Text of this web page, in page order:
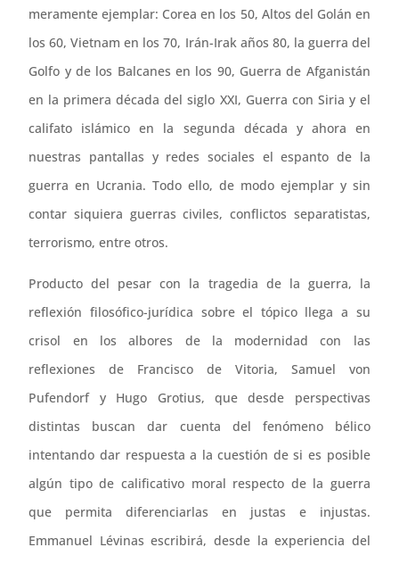
meramente ejemplar: Corea en los 50, Altos del Golán en
los 60, Vietnam en los 70, Irán-Irak años 80, la guerra del
Golfo y de los Balcanes en los 90, Guerra de Afganistán
en la primera década del siglo XXI, Guerra con Siria y el
califato islámico en la segunda década y ahora en
nuestras pantallas y redes sociales el espanto de la
guerra en Ucrania. Todo ello, de modo ejemplar y sin
contar siquiera guerras civiles, conflictos separatistas,
terrorismo, entre otros.
Producto del pesar con la tragedia de la guerra, la
reflexión filosófico-jurídica sobre el tópico llega a su
crisol en los albores de la modernidad con las
reflexiones de Francisco de Vitoria, Samuel von
Pufendorf y Hugo Grotius, que desde perspectivas
distintas buscan dar cuenta del fenómeno bélico
intentando dar respuesta a la cuestión de si es posible
algún tipo de calificativo moral respecto de la guerra
que permita diferenciarlas en justas e injustas.
Emmanuel Lévinas escribirá, desde la experiencia del